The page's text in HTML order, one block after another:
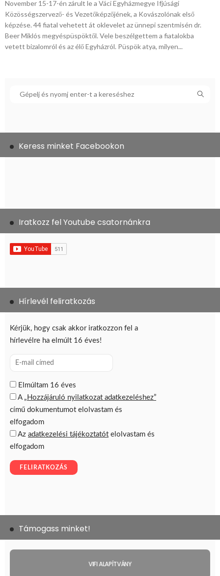
November 15-17-én zárult le a Váci Egyházmegye Ifjúsági
Közösségszervező- és Vezetőképzőjének, a Kovászolónak első
képzése. 44 fiatal vehetett át oklevelet az ünnepi szentmisén dr.
Beer Miklós megyéspüspöktől. Vele beszélgettem a fiatalokba
vetett bizalomról és az élő Egyházról. Püspök atya, milyen...
Keress minket Facebookon
Iratkozz fel Youtube csatornánkra
Hírlevél feliratkozás
Támogass minket!
VIFI ALAPÍTVÁNY